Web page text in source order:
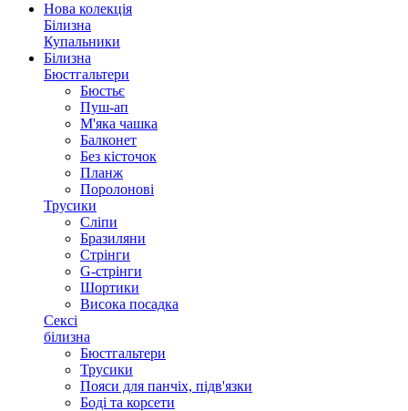
Нова колекція
Білизна
Купальники
Білизна
Бюстгальтери
Бюстьє
Пуш-ап
М'яка чашка
Балконет
Без кісточок
Планж
Поролонові
Трусики
Сліпи
Бразиляни
Стрінги
G-стрінги
Шортики
Висока посадка
Сексі
білизна
Бюстгальтери
Трусики
Пояси для панчіх, підв'язки
Боді та корсети